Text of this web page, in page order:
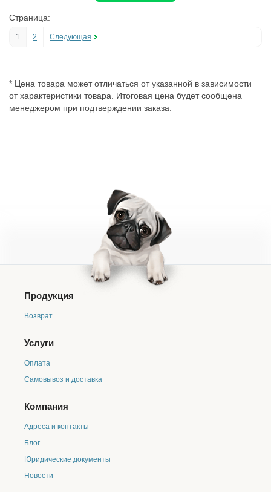
Страница:
1 2 Следующая
* Цена товара может отличаться от указанной в зависимости
от характеристики товара. Итоговая цена будет сообщена
менеджером при подтверждении заказа.
Продукция
Возврат
Услуги
Оплата
Самовывоз и доставка
Компания
Адреса и контакты
Блог
Юридические документы
Новости